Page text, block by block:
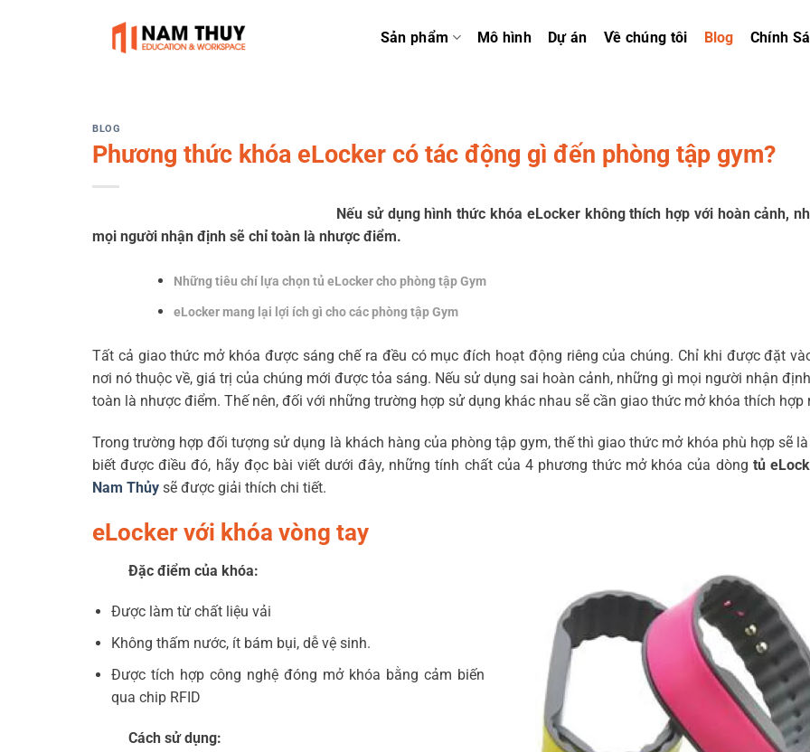
Sản phẩm Mô hình Dự án Về chúng tôi Blog Chính
BLOG
Phương thức khóa eLocker có tác động gì đến phòng tập gym?
Nếu sử dụng hình thức khóa eLocker không thích hợp với hoàn cảnh,
mọi người nhận định sẽ chỉ toàn là nhược điểm.
Những tiêu chí lựa chọn tủ eLocker cho phòng tập Gym
eLocker mang lại lợi ích gì cho các phòng tập Gym
Tất cả giao thức mở khóa được sáng chế ra đều có mục đích hoạt động riêng của chúng. Chỉ khi được đặt
nơi nó thuộc về, giá trị của chúng mới được tỏa sáng. Nếu sử dụng sai hoàn cảnh, những gì mọi người nhận
toàn là nhược điểm. Thế nên, đối với những trường hợp sử dụng khác nhau sẽ cần giao thức mở khóa thích hợp
Trong trường hợp đối tượng sử dụng là khách hàng của phòng tập gym, thế thì giao thức mở khóa phù hợp sẽ
biết được điều đó, hãy đọc bài viết dưới đây, những tính chất của 4 phương thức mở khóa của dòng tủ
Nam Thủy sẽ được giải thích chi tiết.
eLocker với khóa vòng tay
Đặc điểm của khóa:
Được làm từ chất liệu vải
Không thấm nước, ít bám bụi, dễ vệ sinh.
Được tích hợp công nghệ đóng mở khóa bằng cảm biến
qua chip RFID
Cách sử dụng: